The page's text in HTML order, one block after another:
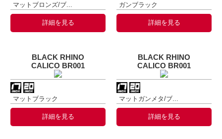
マットブロンズ/ブ...
詳細を見る
ガンブラック
詳細を見る
BLACK RHINO
CALICO BR001
マットブラック
詳細を見る
BLACK RHINO
CALICO BR001
マットガンメタ/ブ...
詳細を見る